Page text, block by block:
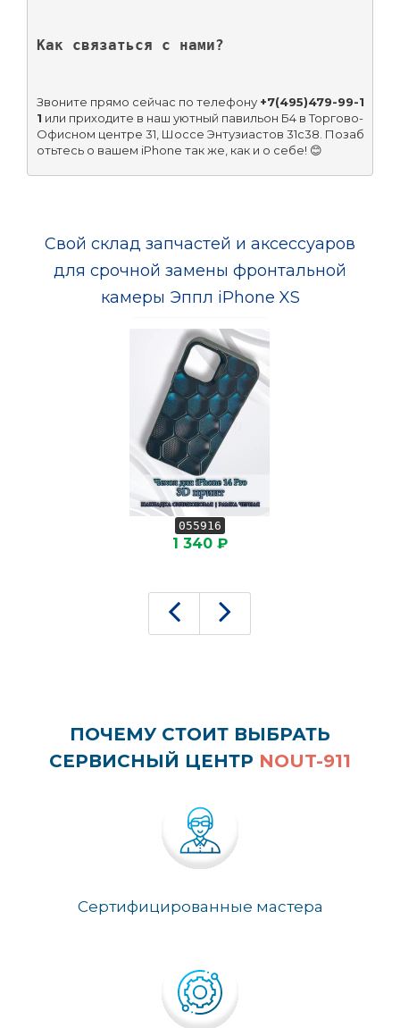
Как связаться с нами?
Звоните прямо сейчас по телефону +7(495)479-99-1
1 или приходите в наш уютный павильон Б4 в Торгово-
Офисном центре 31, Шоссе Энтузиастов 31с38. Позаб
отьтесь о вашем iPhone так же, как и о себе! 😊
Свой склад запчастей и аксессуаров
для срочной замены фронтальной
камеры Эппл iPhone XS
055916
1 340 ₽
ПОЧЕМУ СТОИТ ВЫБРАТЬ
СЕРВИСНЫЙ ЦЕНТР NOUT-911
Сертифицированные мастера